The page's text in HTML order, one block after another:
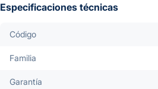
Especificaciones técnicas
Código
Familia
Garantía